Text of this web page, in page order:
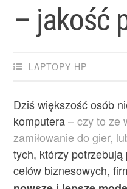
– jakość
LAPTOPY HP
Dziś większość osób
komputera –czy to ze
zamiłowanie do gier,
tych, którzy
celów biznesowych,